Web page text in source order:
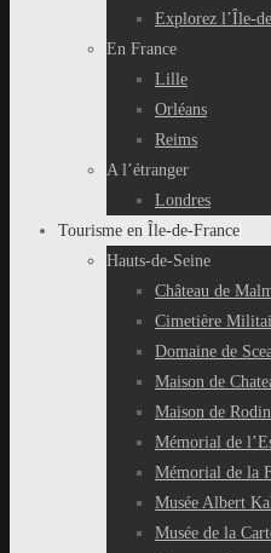
Explorez l’Île-
En France
Lille
Orléans
Reims
A l’étranger
Londres
Tourisme en Île-de-France
Hauts-de-Seine
Château de
Cimetière
Domaine de
Maison de
Maison de
Mémorial de
Mémorial de la
Musée Albert
Musée de la